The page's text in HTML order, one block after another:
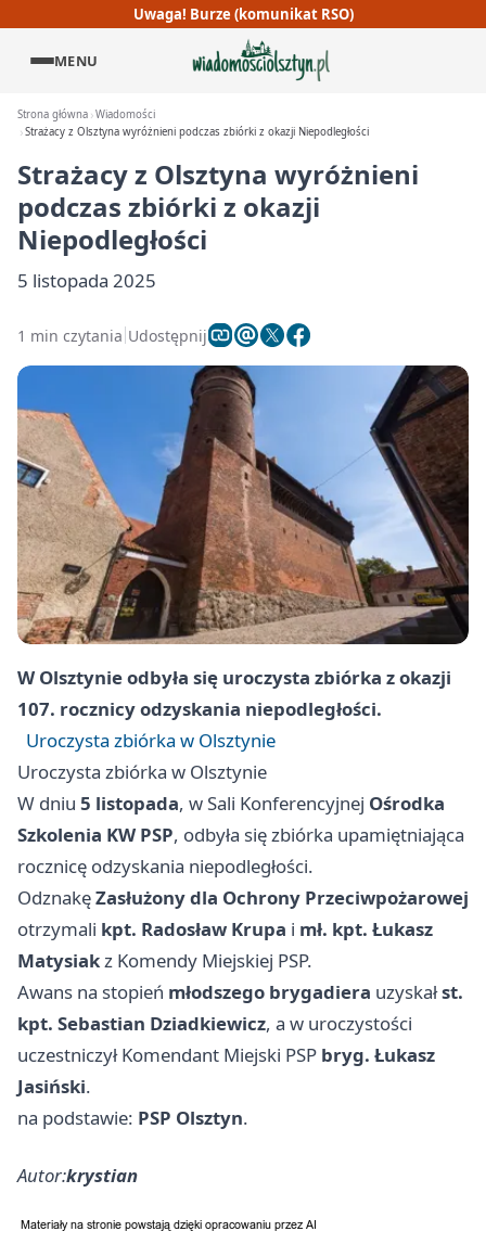
Uwaga! Burze (komunikat RSO)
MENU
Strona główna Wiadomości
Strażacy z Olsztyna wyróżnieni podczas zbiórki z okazji Niepodległości
Strażacy z Olsztyna wyróżnieni
podczas zbiórki z okazji
Niepodległości
5 listopada 2025
1 min czytania Udostępnij
W Olsztynie odbyła się uroczysta zbiórka z okazji
107. rocznicy odzyskania niepodległości.
Uroczysta zbiórka w Olsztynie
Uroczysta zbiórka w Olsztynie
W dniu 5 listopada, w Sali Konferencyjnej Ośrodka
Szkolenia KW PSP, odbyła się zbiórka upamiętniająca
rocznicę odzyskania niepodległości.
OdznakęZasłużony dla Ochrony Przeciwpożarowej
otrzymali kpt. Radosław Krupa i mł. kpt. Łukasz
Matysiakz Komendy Miejskiej PSP.
Awans na stopień młodszego brygadiera uzyskałst.
kpt. Sebastian Dziadkiewicz, a w uroczystości
uczestniczył Komendant Miejski PSP bryg. Łukasz
Jasiński.
na podstawie: PSP Olsztyn.
Autor:krystian